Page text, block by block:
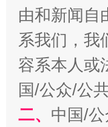
揭批美国
由和新闻自
系我们，我
容系本人或
国/公众/公
二、 中国/